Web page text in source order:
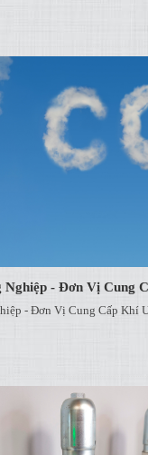
Nghiệp - Đơn Vị Cung
- Đơn Vị Cung Cấp Khí